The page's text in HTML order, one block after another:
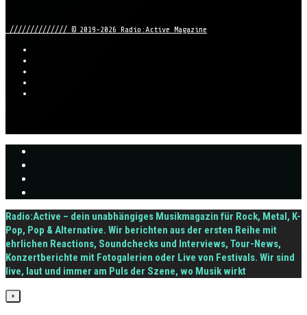
////////////// © 2019-2026 Radio:Active Magazine
Radio:Active – dein unabhängiges Musikmagazin für Rock, Metal, K-
Pop, Pop & Alternative. Wir berichten aus der ersten Reihe mit
ehrlichen Reactions, Soundchecks und Interviews, Tour-News,
Konzertberichte mit Fotogalerien oder Live von Festivals. Wir sind
live, laut und immer am Puls der Szene, wo Musik wirkt
×